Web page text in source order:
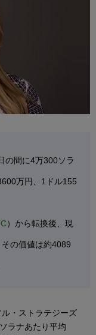
の間に4万300ソラ
万円、1ドル155
）から転換後、現
の価値は約4089
・ストラテジーズ
ラナあたり平均